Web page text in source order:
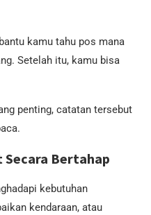
kamu tahu pos mana
Setelah itu, kamu bisa
penting, catatan tersebut
Secara Bertahap
kebutuhan
kendaraan, atau